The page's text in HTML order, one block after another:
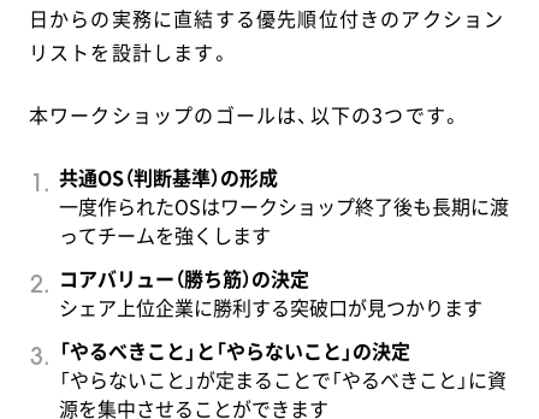
日からの実務に直結する優先順位付きのアクション
リストを設計します。
本ワークショップのゴールは、以下の3つです。
共通OS（判断基準）の形成
一度作られたOSはワークショップ終了後も長期に渡
ってチームを強くします
コアバリュー（勝ち筋）の決定
シェア上位企業に勝利する突破口が見つかります
「やるべきこと」と「やらないこと」の決定
「やらないこと」が定まることで「やるべきこと」に資
源を集中させることができます